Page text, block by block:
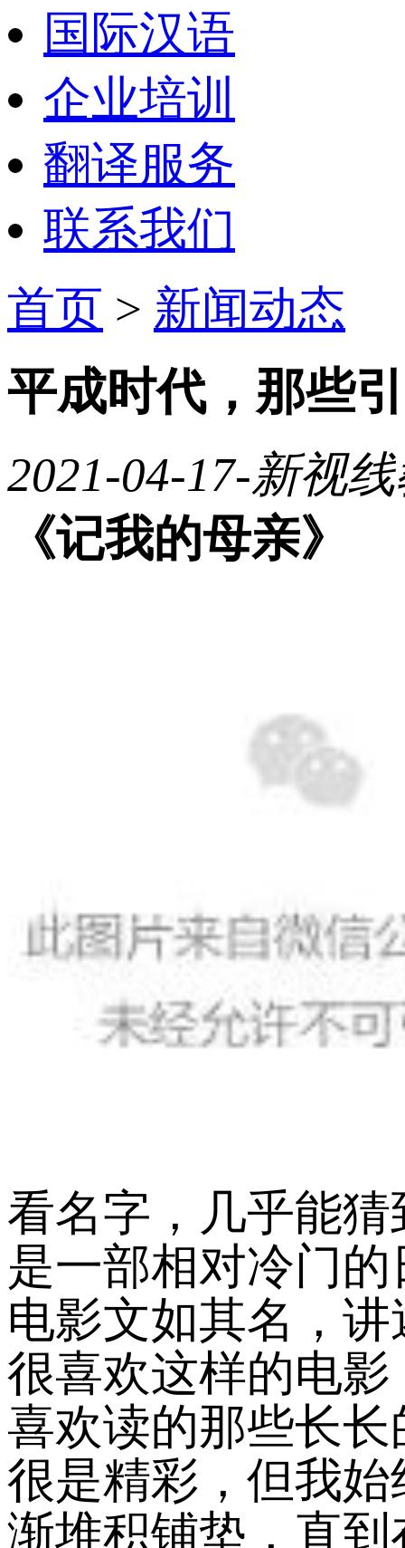
国际汉语
企业培训
翻译服务
联系我们
首页 > 新闻动态
平成时代，那些
2021-04-17-新视
《记我的母亲》
看名字，几乎能
是一部相对冷门
电影文如其名，
很喜欢这样的电
喜欢读的那些长
很是精彩，但我
渐堆积铺垫，直